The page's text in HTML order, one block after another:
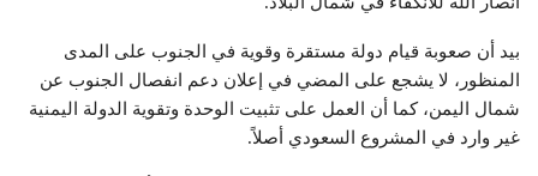
بيد أن صعوبة قيام دولة مستقرة وقوية في الجنوب على المدى
المنظور، لا يشجع على المضي في إعلان دعم انفصال الجنوب عن
شمال اليمن، كما أن العمل على تثبيت الوحدة وتقوية الدولة اليمنية
غير وارد في المشروع السعودي أصلاً.